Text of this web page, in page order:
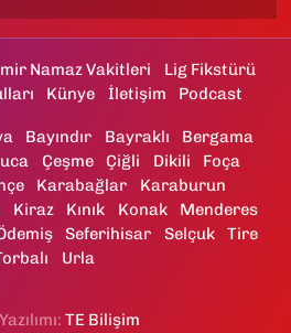
Namaz Vakitleri
Lig Fikstürü
Künye İletişim Podcast
Bayındır Bayraklı
Bergama
Çeşme Çiğli Dikili
Foça
Karabağlar
Karaburun
Kiraz Kınık Konak
Menderes
Seferihisar Selçuk
Tire
Urla
TE Bilişim